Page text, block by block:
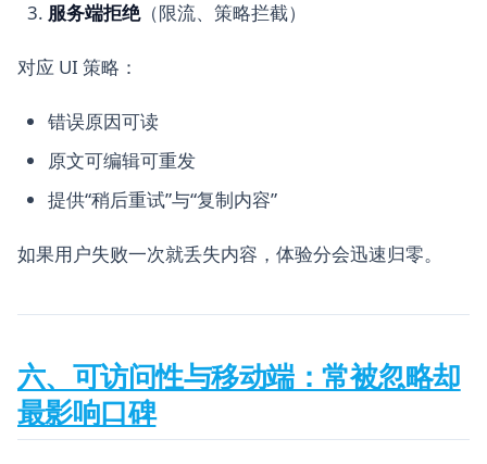
服务端拒绝（限流、策略拦截）
对应 UI 策略：
错误原因可读
原文可编辑可重发
提供“稍后重试”与“复制内容”
如果用户失败一次就丢失内容，体验分会迅速归零。
六、可访问性与移动端：常被忽略却
最影响口碑